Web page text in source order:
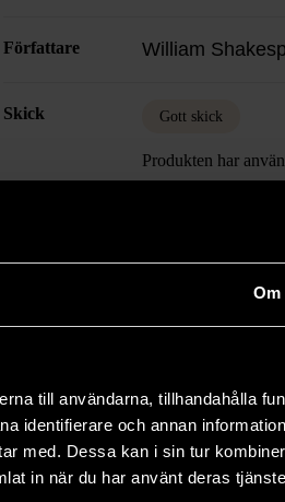
Om
till användarna, tillhandahålla
identifierare och annan
med. Dessa kan i sin tur
in när du har använt deras
Författare William
Skick Gott skick
Produkten har
det kan förekomma
Läs mer om hur